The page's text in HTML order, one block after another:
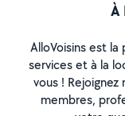
À
AlloVoisins est
services et à la
vous !
membres,